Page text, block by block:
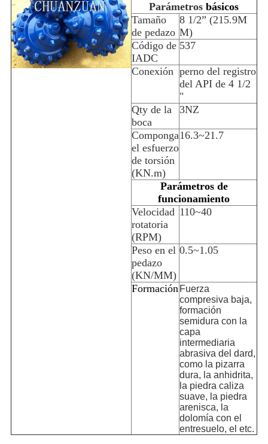
Parámetros básicos
Tamaño
de pedazo
8 1/2” (215.9M
M)
Código de
IADC
537
Conexión perno del registro
del API de 4 1/2
"
Qty de la
boca
3NZ
Componga
el esfuerzo
de torsión
(KN.m)
16.3~21.7
Parámetros de
funcionamiento
Velocidad
rotatoria
(RPM)
110~40
Peso en el
pedazo
(KN/MM)
0.5~1.05
Formación Fuerza
compresiva baja,
formación
semidura con la
capa
intermediaria
abrasiva del dard,
como la pizarra
dura, la anhidrita,
la piedra caliza
suave, la piedra
arenisca, la
dolomía con el
entresuelo, el etc.